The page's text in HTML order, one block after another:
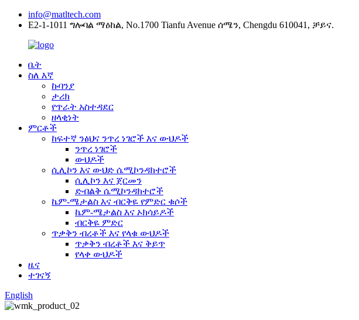
info@matltech.com
E2-1-1011 ግሎባል ማዕከል, No.1700 Tianfu Avenue ሰሜን, Chengdu 610041, ቻይና.
ቤት
ስለ እኛ
ኩባንያ
ታሪክ
የጥራት አስተዳደር
ዘላቂነት
ምርቶች
ከፍተኛ ንፅህና ንጥረ ነገሮች እና ውህዶች
ንጥረ ነገሮች
ውህዶች
ሲሊኮን እና ውህድ ሴሚኮንዳክተሮች
ሲሊኮን እና ጀርመን
ድብልቅ ሴሚኮንዳክተሮች
ኬም-ሜታልስ እና ብርቅዬ የምድር ቁሶች
ኬም-ሜታልስ እና ኦክሳይዶች
ብርቅዬ ምድር
ጥቃቅን ብረቶች እና የላቁ ውህዶች
ጥቃቅን ብረቶች እና ቅይጥ
የላቀ ውህዶች
ዜና
ተገናኝ
English